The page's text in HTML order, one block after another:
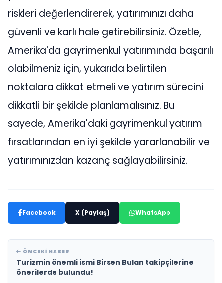
riskleri değerlendirerek, yatırımınızı daha
güvenli ve karlı hale getirebilirsiniz. Özetle,
Amerika'da gayrimenkul yatırımında başarılı
olabilmeniz için, yukarıda belirtilen
noktalara dikkat etmeli ve yatırım sürecini
dikkatli bir şekilde planlamalısınız. Bu
sayede, Amerika'daki gayrimenkul yatırım
fırsatlarından en iyi şekilde yararlanabilir ve
yatırımınızdan kazanç sağlayabilirsiniz.
Facebook X (Paylaş) WhatsApp
ÖNCEKI HABER
Turizmin önemli ismi Birsen Bulan takipçilerine
önerilerde bulundu!